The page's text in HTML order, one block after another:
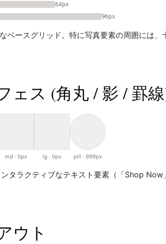
64px
96px
ベースグリッド。特に写真要素の周囲には、
ェス (角丸 / 影 / 罫
md · 0px lg · 0px pill · 999px
タラクティブなテキスト要素（「Shop Now
ウト